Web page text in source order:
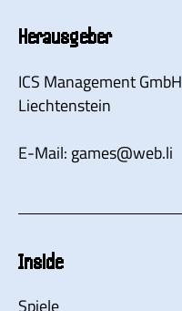
Herausgeber
ICS Management GmbH
Liechtenstein
E-Mail: games@web.li
Inside